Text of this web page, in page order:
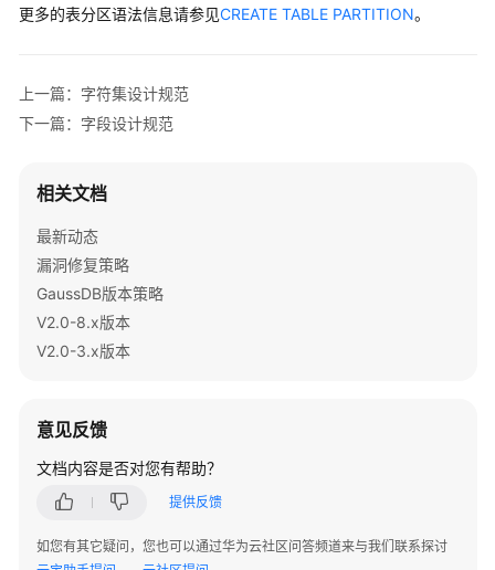
开
南
（集
_V2.0-
数
据
库
系
述
数
安
全
cust_id NUMBER,
promo_id NUMBER(
amount_sold NUMBER(
PARTITION
INTERVAL
( PARTITION
PARTITION
);
--创建List分区表
CREATE
TABLE
partition
partition p3 values (
partition p4 values (
更多的表分区语法信息请参见CREATE TABLE PARTITION。
上一篇：字符集设计规范
下一篇：字段设计规范
相关文档
最新动态
漏洞修复策略
GaussDB版本策略
V2.0-8.x版本
V2.0-3.x版本
意见反馈
文档内容是否对您有帮助？
提供反馈
如您有其它疑问，您也可以通过华为云社区问答频道来与我们联系探讨